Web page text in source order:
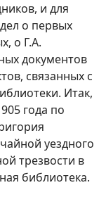
и для
о первых
о Г.А.
документов
связанных с
Итак,
года по
уездного
трезвости в
библиотека.